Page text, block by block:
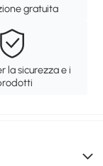
gratuita
la sicurezza e i